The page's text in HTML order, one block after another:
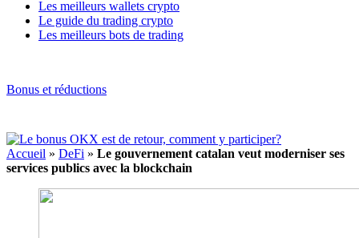
Les meilleurs wallets crypto
Le guide du trading crypto
Les meilleurs bots de trading
Bonus et réductions
Accueil » DeFi » Le gouvernement catalan veut moderniser ses
services publics avec la blockchain